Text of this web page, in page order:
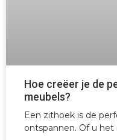
Hoe creëer je de
meubels?
Een zithoek is de
ontspannen. Of u